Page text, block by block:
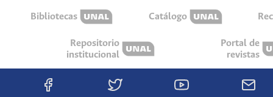
Bibliotecas Catálogo
Repositorio
institucional
Portal de
revistas